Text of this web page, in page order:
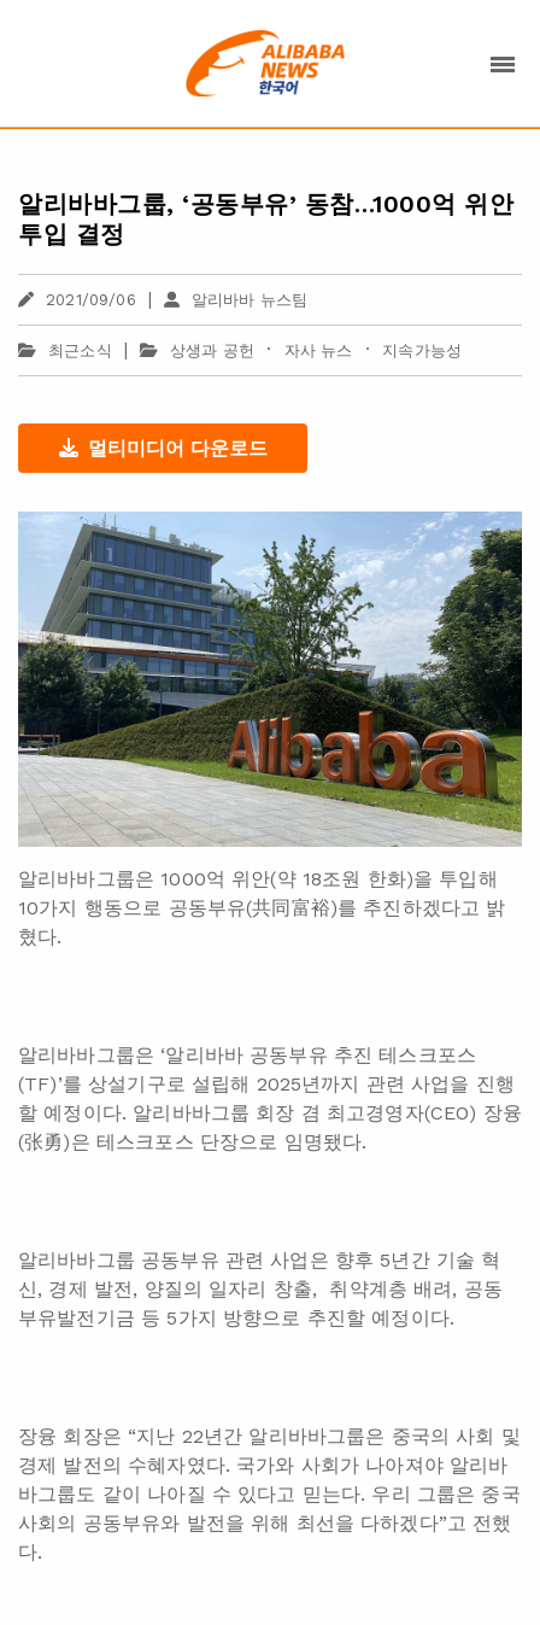
알리바바그룹, ‘공동부유’ 동참…1000억 위안
투입 결정
2021/09/06 | 알리바바 뉴스팀
최근소식 | 상생과 공헌 · 자사 뉴스 · 지속가능성
멀티미디어 다운로드
알리바바그룹은 1000억 위안(약 18조원 한화)을 투입해
10가지 행동으로 공동부유(共同富裕)를 추진하겠다고 밝
혔다.
알리바바그룹은 ‘알리바바 공동부유 추진 테스크포스
(TF)’를 상설기구로 설립해 2025년까지 관련 사업을 진행
할 예정이다. 알리바바그룹 회장 겸 최고경영자(CEO) 장융
(张勇)은 테스크포스 단장으로 임명됐다.
알리바바그룹 공동부유 관련 사업은 향후 5년간 기술 혁
신, 경제 발전, 양질의 일자리 창출, 취약계층 배려, 공동
부유발전기금 등 5가지 방향으로 추진할 예정이다.
장융 회장은 “지난 22년간 알리바바그룹은 중국의 사회 및
경제 발전의 수혜자였다. 국가와 사회가 나아져야 알리바
바그룹도 같이 나아질 수 있다고 믿는다. 우리 그룹은 중국
사회의 공동부유와 발전을 위해 최선을 다하겠다”고 전했
다.